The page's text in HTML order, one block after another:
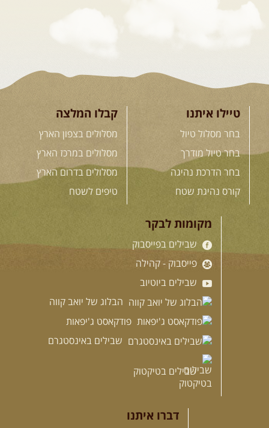
טיילו איתנו
בחר מסלול טיול
בחר טיול מודרך
בחר הדרכת נהיגה
קורס נהיגת שטח
קבלו המלצה
מסלולים בצפון הארץ
מסלולים במרכז הארץ
מסלולים בדרום הארץ
טיפים לשטח
מקומות לבקר
שבילים בפייסבוק
פייסבוק - קהילה
שבילים ביוטיוב
הבלוג של יואב קווה
פודקאסט ג'יפאות
שבילים באינסטגרם
שבילים בטיקטוק
דברו איתנו